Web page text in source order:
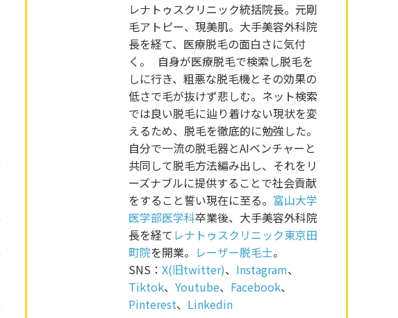
レナトゥスクリニック統括院長。元剛
毛アトピー、現美肌。大手美容外科院
長を経て、医療脱毛の面白さに気付
く。 自身が医療脱毛で検索し脱毛を
しに行き、粗悪な脱毛機とその効果の
低さで毛が抜けず悲しむ。ネット検索
では良い脱毛に辿り着けない現状を変
えるため、脱毛を徹底的に勉強した。
自分で一流の脱毛器とAIベンチャーと
共同して脱毛方法編み出し、それをリ
ーズナブルに提供することで社会貢献
をすること誓い現在に至る。 富山大学
医学部医学科卒業後、大手美容外科院
長を経て レナトゥスクリニック東京田
町院を開業。 レーザー脱毛士。
SNS： X(旧twitter)、 Instagram、
Tiktok、 Youtube、 Facebook、
Pinterest、 Linkedin